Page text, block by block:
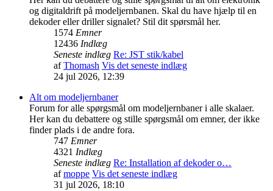
og digitaldrift på modeljernbanen. Skal du have hjælp til en
dekoder eller driller signalet? Stil dit spørsmål her.
1574 Emner
12436 Indlæg
Seneste indlæg Re: JST stik/kabel
afThomash Vis det seneste indlæg
24 jul 2026, 12:39
Alt om modeljernbaner
Forum for alle spørgsmål om modeljernbaner i alle skalaer.
Her kan du debattere og stille spørgsmål om emner, der ikke
finder plads i de andre fora.
747 Emner
4321 Indlæg
Seneste indlæg Re: Installation af dekoder o…
afmoppe Vis det seneste indlæg
31 jul 2026, 18:10